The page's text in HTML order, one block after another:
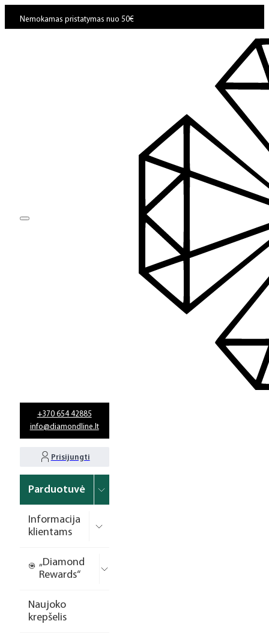
Nemokamas pristatymas nuo 50€
+370 654 42885
info@diamondline.lt
Prisijungti
Parduotuvė
Informacija
klientams
„Diamond
Rewards“
Naujoko
krepšelis